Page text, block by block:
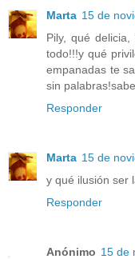
Marta 15 de
Pily, qué
todo!!!y qué
empanadas te
sin
Responder
Marta 15 de
y qué ilusión ser
Responder
Anónimo 15 de